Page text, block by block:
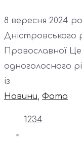
8 вересня 2024
Дністровського
Православної
одноголосного
із
Новини, Фото
1234